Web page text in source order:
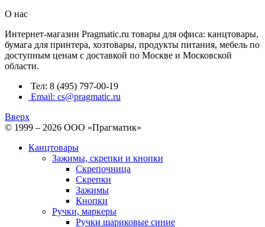
О нас
Интернет-магазин Pragmatic.ru товары для офиса: канцтовары,
бумага для принтера, хозтовары, продукты питания, мебель по
доступным ценам с доставкой по Москве и Московской
области.
Тел: 8 (495) 797-00-19
Email: cs@pragmatic.ru
Вверх
© 1999 – 2026 ООО «Прагматик»
Канцтовары
Зажимы, скрепки и кнопки
Скрепочница
Скрепки
Зажимы
Кнопки
Ручки, маркеры
Ручки шариковые синие